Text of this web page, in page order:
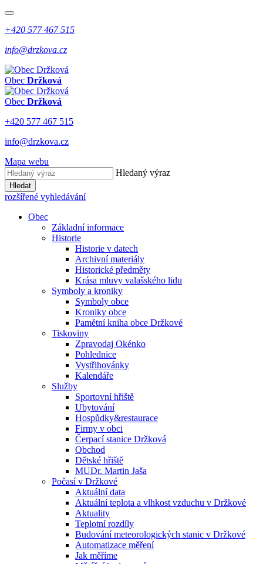
+420 577 467 515
info@drzkova.cz
Obec Držková
Obec Držková
+420 577 467 515
info@drzkova.cz
Mapa webu
Hledaný výraz
Hledat
rozšířené vyhledávání
Obec
Základní informace
Historie
Historie v datech
Archivní materiály
Historické předměty
Krása mluvy valašského lidu
Symboly a kroniky
Symboly obce
Kroniky obce
Pamětní kniha obce Držkové
Tiskoviny
Zpravodaj Okénko
Pohlednice
Vystřihovánky
Kalendáře
Služby
Sportovní hřiště
Ubytování
Hospůdky&restaurace
Firmy v obci
Čerpací stanice Držková
Obchod
Dětské hřiště
MUDr. Martin Jaša
Počasí v Držkové
Aktuální data
Aktuální teplota a vlhkost vzduchu v Držkové
Aktuality
Teplotní rozdíly
Budování meteorologických stanic v Držkové
Automatizace měření
Jak měříme